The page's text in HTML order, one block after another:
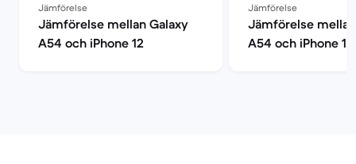
Jämförelse
Jämförelse mellan Galaxy
A54 och iPhone 12
Jämförelse
Jämförelse
A54 och iPhone